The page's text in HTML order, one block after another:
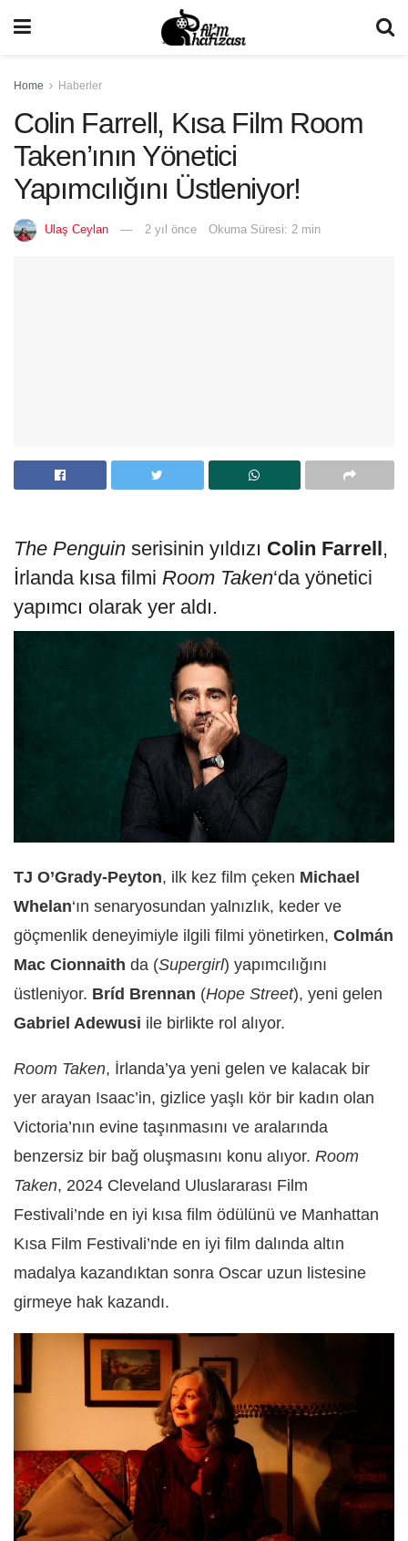
Home Haberler
Colin Farrell, Kısa Film Room
Taken’ının Yönetici
Yapımcılığını Üstleniyor!
Ulaş Ceylan 2 yıl önce Okuma Süresi: 2 min
The Penguin serisinin yıldızı Colin Farrell,
İrlanda kısa filmi Room Taken‘da yönetici
yapımcı olarak yer aldı.
TJ O’Grady-Peyton, ilk kez film çeken Michael
Whelan‘ın senaryosundan yalnızlık, keder ve
göçmenlik deneyimiyle ilgili filmi yönetirken, Colmán
Mac Cionnaith da (Supergirl) yapımcılığını
üstleniyor. Bríd Brennan (Hope Street), yeni gelen
Gabriel Adewusi ile birlikte rol alıyor.
Room Taken, İrlanda’ya yeni gelen ve kalacak bir
yer arayan Isaac’in, gizlice yaşlı kör bir kadın olan
Victoria’nın evine taşınmasını ve aralarında
benzersiz bir bağ oluşmasını konu alıyor. Room
Taken, 2024 Cleveland Uluslararası Film
Festivali’nde en iyi kısa film ödülünü ve Manhattan
Kısa Film Festivali’nde en iyi film dalında altın
madalya kazandıktan sonra Oscar uzun listesine
girmeye hak kazandı.